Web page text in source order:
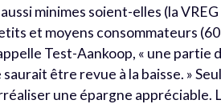
minimes soient-elles (la VREG
et moyens consommateurs
Test-Aankoop, « une partie
être revue à la baisse. »
une épargne appréciable.